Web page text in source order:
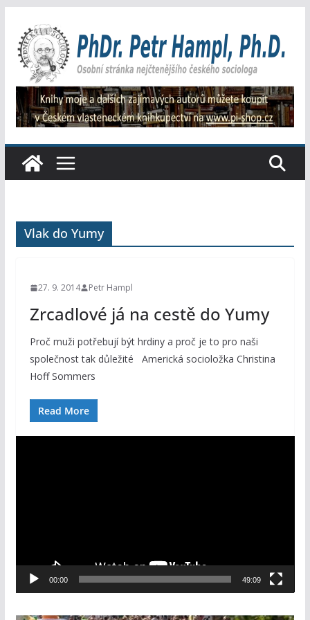
obsah
Vlak do Yumy
27. 9. 2014 Petr Hampl
Zrcadlové já na cestě do Yumy
Proč muži potřebují být hrdiny a proč je to pro naši
společnost tak důležité Americká socioložka Christina
Hoff Sommers
Read More
e
á
00:00 49:09